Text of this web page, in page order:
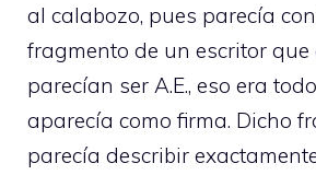
al calabozo, pues parecía
fragmento de un escritor
parecían ser A.E., eso era
aparecía como firma. Dicho
parecía describir